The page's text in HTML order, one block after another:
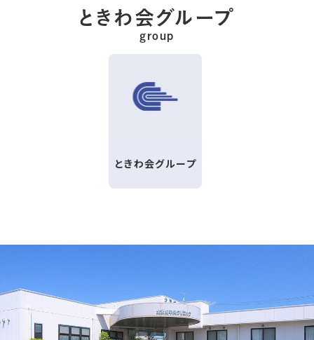
ときわ会グループ
group
ときわ会グループ